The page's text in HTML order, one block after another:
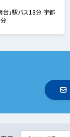
台」駅バス18分 宇都